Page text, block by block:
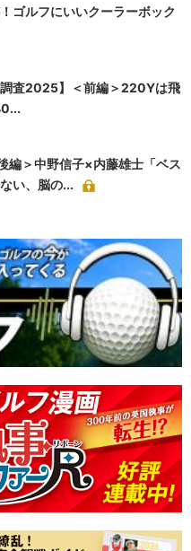
ゴルフにいいクーラーボック
調査2025】＜前編＞220Yは飛
編＞中野信子×内藤雄士「ベス
い、脳の...